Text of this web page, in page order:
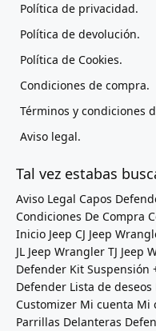
Política de privacidad.
Política de devolución.
Política de Cookies.
Condiciones de compra.
Términos y condiciones
Aviso legal.
Tal vez estabas
Aviso Legal Capos
Condiciones De Compra
Inicio Jeep CJ Jeep
JL Jeep Wrangler TJ Jeep
Defender Kit Suspensión
Defender Lista de deseos
Customizer Mi cuenta Mi
Parrillas Delanteras